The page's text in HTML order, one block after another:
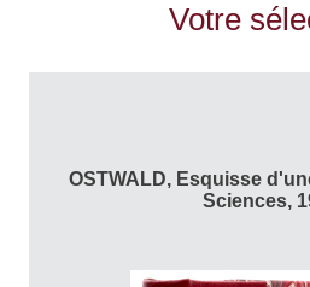
Votre
OSTWALD, Esquisse
Sciences,